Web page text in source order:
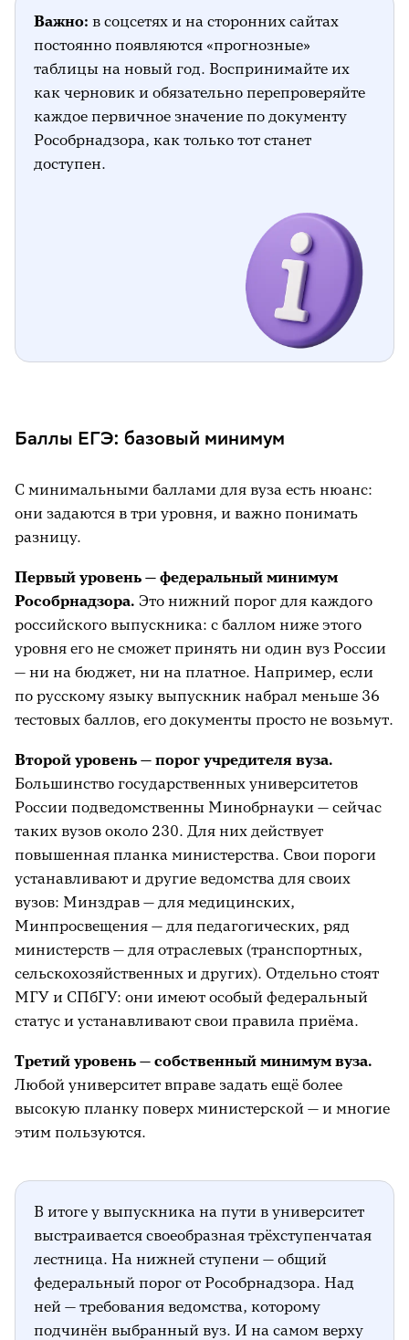
Важно: в соцсетях и на сторонних сайтах
постоянно появляются «прогнозные»
таблицы на новый год. Воспринимайте их
как черновик и обязательно перепроверяйте
каждое первичное значение по документу
Рособрнадзора, как только тот станет
доступен.
Баллы ЕГЭ: базовый минимум
С минимальными баллами для вуза есть нюанс:
они задаются в три уровня, и важно понимать
разницу.
Первый уровень — федеральный минимум
Рособрнадзора. Это нижний порог для каждого
российского выпускника: с баллом ниже этого
уровня его не сможет принять ни один вуз России
— ни на бюджет, ни на платное. Например, если
по русскому языку выпускник набрал меньше 36
тестовых баллов, его документы просто не возьмут.
Второй уровень — порог учредителя вуза.
Большинство государственных университетов
России подведомственны Минобрнауки — сейчас
таких вузов около 230. Для них действует
повышенная планка министерства. Свои пороги
устанавливают и другие ведомства для своих
вузов: Минздрав — для медицинских,
Минпросвещения — для педагогических, ряд
министерств — для отраслевых (транспортных,
сельскохозяйственных и других). Отдельно стоят
МГУ и СПбГУ: они имеют особый федеральный
статус и устанавливают свои правила приёма.
Третий уровень — собственный минимум вуза.
Любой университет вправе задать ещё более
высокую планку поверх министерской — и многие
этим пользуются.
В итоге у выпускника на пути в университет
выстраивается своеобразная трёхступенчатая
лестница. На нижней ступени — общий
федеральный порог от Рособрнадзора. Над
ней — требования ведомства, которому
подчинён выбранный вуз. И на самом верху